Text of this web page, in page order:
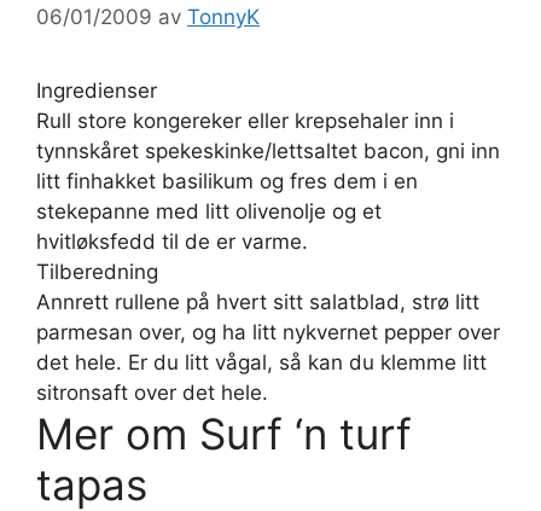
06/01/2009 av TonnyK
Ingredienser
Rull store kongereker eller krepsehaler inn i
tynnskåret spekeskinke/lettsaltet bacon, gni inn
litt finhakket basilikum og fres dem i en
stekepanne med litt olivenolje og et
hvitløksfedd til de er varme.
Tilberedning
Annrett rullene på hvert sitt salatblad, strø litt
parmesan over, og ha litt nykvernet pepper over
det hele. Er du litt vågal, så kan du klemme litt
sitronsaft over det hele.
Mer om Surf ‘n turf
tapas